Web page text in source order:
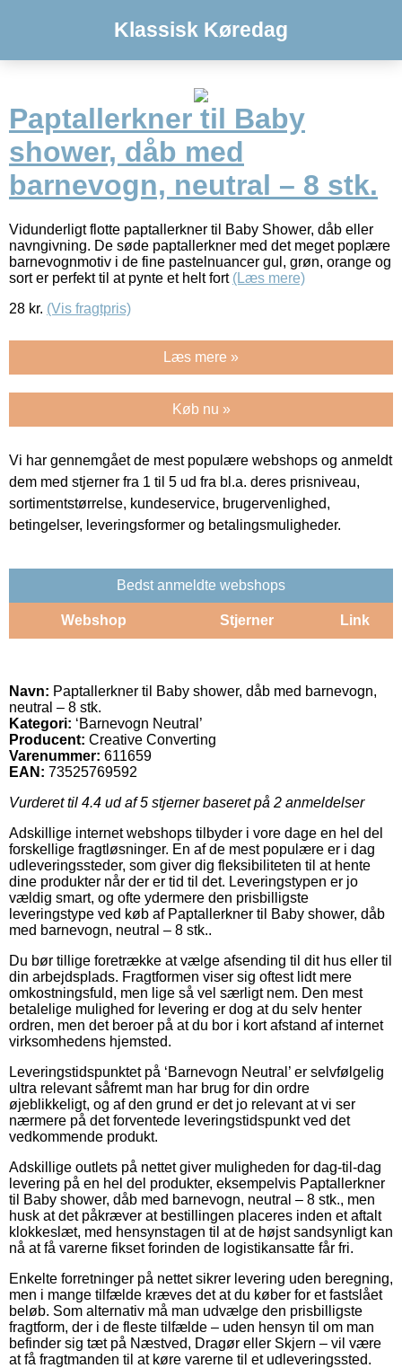
Klassisk Køredag
Paptallerkner til Baby
shower, dåb med
barnevogn, neutral – 8 stk.
Vidunderligt flotte paptallerkner til Baby Shower, dåb eller
navngivning. De søde paptallerkner med det meget poplære
barnevognmotiv i de fine pastelnuancer gul, grøn, orange og
sort er perfekt til at pynte et helt fort (Læs mere)
28 kr. (Vis fragtpris)
Læs mere »
Køb nu »
Vi har gennemgået de mest populære webshops og anmeldt
dem med stjerner fra 1 til 5 ud fra bl.a. deres prisniveau,
sortimentstørrelse, kundeservice, brugervenlighed,
betingelser, leveringsformer og betalingsmuligheder.
Bedst anmeldte webshops
Webshop Stjerner Link
Navn: Paptallerkner til Baby shower, dåb med barnevogn,
neutral – 8 stk.
Kategori: ‘Barnevogn Neutral’
Producent: Creative Converting
Varenummer: 611659
EAN: 73525769592
Vurderet til 4.4 ud af 5 stjerner baseret på 2 anmeldelser
Adskillige internet webshops tilbyder i vore dage en hel del
forskellige fragtløsninger. En af de mest populære er i dag
udleveringssteder, som giver dig fleksibiliteten til at hente
dine produkter når der er tid til det. Leveringstypen er jo
vældig smart, og ofte ydermere den prisbilligste
leveringstype ved køb af Paptallerkner til Baby shower, dåb
med barnevogn, neutral – 8 stk..
Du bør tillige foretrække at vælge afsending til dit hus eller til
din arbejdsplads. Fragtformen viser sig oftest lidt mere
omkostningsfuld, men lige så vel særligt nem. Den mest
betalelige mulighed for levering er dog at du selv henter
ordren, men det beroer på at du bor i kort afstand af internet
virksomhedens hjemsted.
Leveringstidspunktet på ‘Barnevogn Neutral’ er selvfølgelig
ultra relevant såfremt man har brug for din ordre
øjeblikkeligt, og af den grund er det jo relevant at vi ser
nærmere på det forventede leveringstidspunkt ved det
vedkommende produkt.
Adskillige outlets på nettet giver muligheden for dag-til-dag
levering på en hel del produkter, eksempelvis Paptallerkner
til Baby shower, dåb med barnevogn, neutral – 8 stk., men
husk at det påkræver at bestillingen placeres inden et aftalt
klokkeslæt, med hensynstagen til at de højst sandsynligt kan
nå at få varerne fikset forinden de logistikansatte får fri.
Enkelte forretninger på nettet sikrer levering uden beregning,
men i mange tilfælde kræves det at du køber for et fastslået
beløb. Som alternativ må man udvælge den prisbilligste
fragtform, der i de fleste tilfælde – uden hensyn til om man
befinder sig tæt på Næstved, Dragør eller Skjern – vil være
at få fragtmanden til at køre varerne til et udleveringssted.